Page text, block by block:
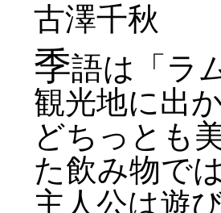
古澤千秋
季語は「ラ
観光地に出
どちっとも
た飲み物で
主人公は遊